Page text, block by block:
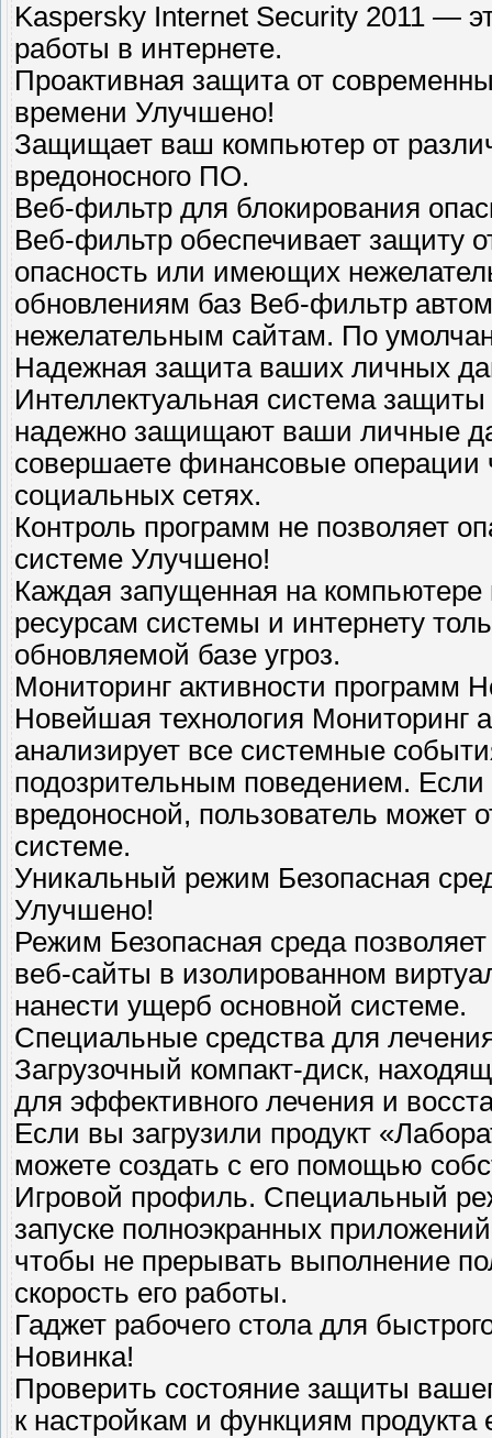
Kaspersky Internet Security 2011 —
работы в интернете.
Проактивная защита от
времени Улучшено!
Защищает ваш компьютер от
вредоносного ПО.
Веб-фильтр для блокирования
Веб-фильтр обеспечивает защиту
опасность или имеющих
обновлениям баз Веб-фильтр
нежелательным сайтам. По
Надежная защита ваших личных
Интеллектуальная система
надежно защищают ваши личные
совершаете финансовые операции
социальных сетях.
Контроль программ не позволяет
системе Улучшено!
Каждая запущенная на компьютере
ресурсам системы и интернету
обновляемой базе угроз.
Мониторинг активности программ
Новейшая технология Мониторинг
анализирует все системные
подозрительным поведением.
вредоносной, пользователь
системе.
Уникальный режим Безопасная
Улучшено!
Режим Безопасная среда
веб-сайты в изолированном
нанести ущерб основной системе.
Специальные средства для
Загрузочный компакт-диск,
для эффективного лечения и
Если вы загрузили продукт
можете создать с его помощью
Игровой профиль. Специальный
запуске полноэкранных
чтобы не прерывать выполнение
скорость его работы.
Гаджет рабочего стола для
Новинка!
Проверить состояние защиты
к настройкам и функциям